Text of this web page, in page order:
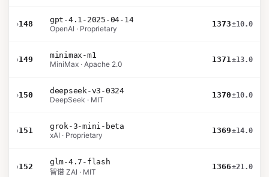
›148
gpt-4.1-2025-04-14
OpenAI · Proprietary
1373±10.0
›149
minimax-m1
MiniMax · Apache 2.0
1371±13.0
›150
deepseek-v3-0324
DeepSeek · MIT
1370±10.0
›151
grok-3-mini-beta
xAI · Proprietary
1369±14.0
›152
glm-4.7-flash
智谱 ZAI · MIT
1366±21.0